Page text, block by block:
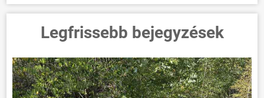
Legfrissebb bejegyzések